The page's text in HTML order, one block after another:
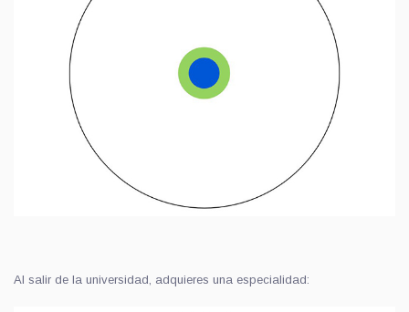
Al salir de la universidad, adquieres una especialidad: